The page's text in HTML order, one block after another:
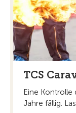
TCS
Eine Kontrolle
Jahre fällig.